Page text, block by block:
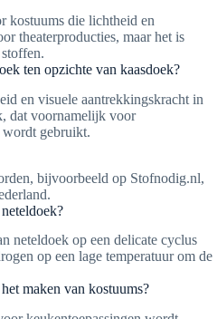
kostuums die lichtheid en
theaterproducties, maar het is
ten opzichte van kaasdoek?
en visuele aantrekkingskracht in
dat voornamelijk voor
wordt gebruikt.
bijvoorbeeld op Stofnodig.nl,
neteldoek op een delicate cyclus
op een lage temperatuur om de
maken van kostuums?